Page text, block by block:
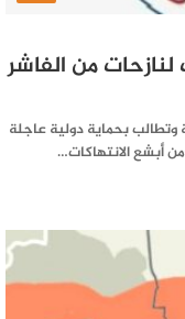
اغتصاب لنازحات من الفاشر
بحماية دولية عاجلة
أبشع الانتهاكات…